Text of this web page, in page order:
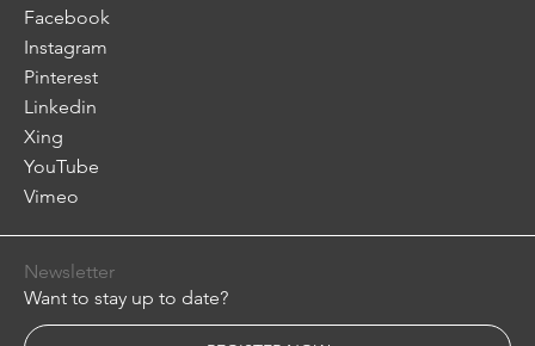
Facebook
Instagram
Pinterest
Linkedin
Xing
YouTube
Vimeo
Newsletter
Want to stay up to date?